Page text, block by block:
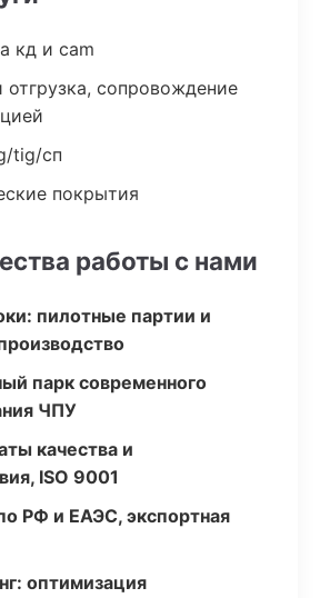
кд и cam
отгрузка, сопровождение
tig/сп
покрытия
работы с нами
пилотные партии и
парк современного
ЧПУ
качества и
ISO 9001
РФ и ЕАЭС, экспортная
оптимизация